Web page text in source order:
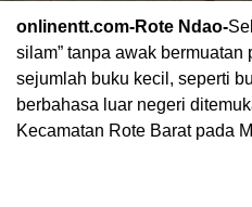
onlinentt.com-Rote Ndao-
silam” tanpa awak bermuatan
sejumlah buku kecil, seperti
berbahasa luar negeri
Kecamatan Rote Barat pada